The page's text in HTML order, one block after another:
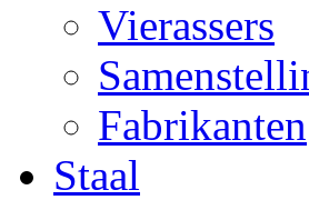
Vierassers
Fabrikanten
Staal